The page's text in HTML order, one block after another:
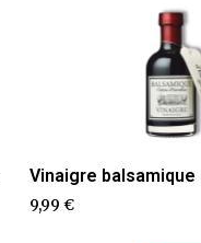
Vinaigre balsamique
9,99 €